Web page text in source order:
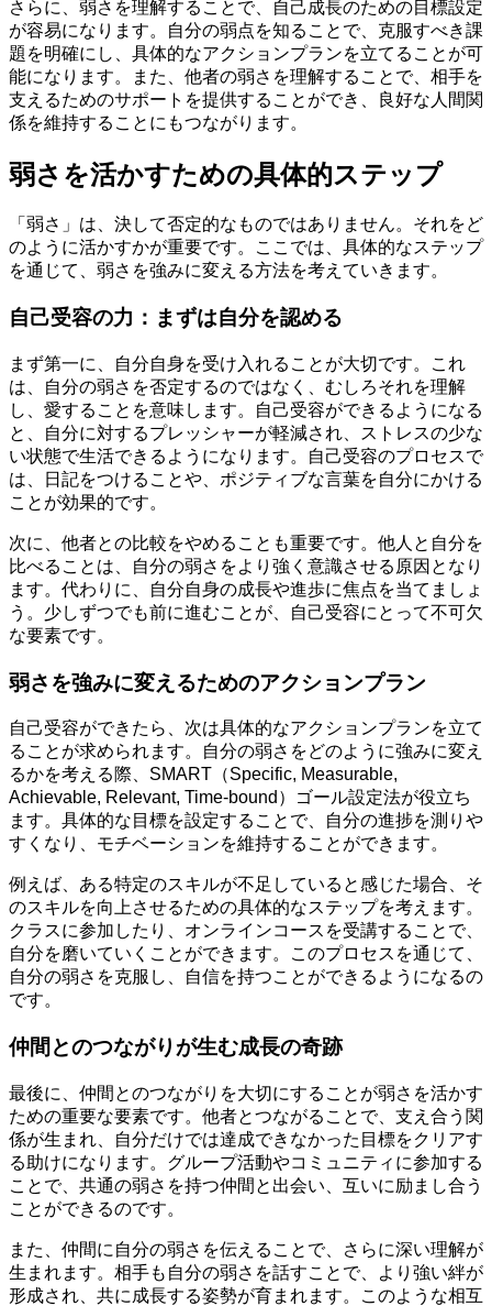
さらに、弱さを理解することで、自己成長のための目標設定
が容易になります。自分の弱点を知ることで、克服すべき課
題を明確にし、具体的なアクションプランを立てることが可
能になります。また、他者の弱さを理解することで、相手を
支えるためのサポートを提供することができ、良好な人間関
係を維持することにもつながります。
弱さを活かすための具体的ステップ
「弱さ」は、決して否定的なものではありません。それをど
のように活かすかが重要です。ここでは、具体的なステップ
を通じて、弱さを強みに変える方法を考えていきます。
自己受容の力：まずは自分を認める
まず第一に、自分自身を受け入れることが大切です。これ
は、自分の弱さを否定するのではなく、むしろそれを理解
し、愛することを意味します。自己受容ができるようになる
と、自分に対するプレッシャーが軽減され、ストレスの少な
い状態で生活できるようになります。自己受容のプロセスで
は、日記をつけることや、ポジティブな言葉を自分にかける
ことが効果的です。
次に、他者との比較をやめることも重要です。他人と自分を
比べることは、自分の弱さをより強く意識させる原因となり
ます。代わりに、自分自身の成長や進歩に焦点を当てましょ
う。少しずつでも前に進むことが、自己受容にとって不可欠
な要素です。
弱さを強みに変えるためのアクションプラン
自己受容ができたら、次は具体的なアクションプランを立て
ることが求められます。自分の弱さをどのように強みに変え
るかを考える際、SMART（Specific, Measurable,
Achievable, Relevant, Time-bound）ゴール設定法が役立ち
ます。具体的な目標を設定することで、自分の進捗を測りや
すくなり、モチベーションを維持することができます。
例えば、ある特定のスキルが不足していると感じた場合、そ
のスキルを向上させるための具体的なステップを考えます。
クラスに参加したり、オンラインコースを受講することで、
自分を磨いていくことができます。このプロセスを通じて、
自分の弱さを克服し、自信を持つことができるようになるの
です。
仲間とのつながりが生む成長の奇跡
最後に、仲間とのつながりを大切にすることが弱さを活かす
ための重要な要素です。他者とつながることで、支え合う関
係が生まれ、自分だけでは達成できなかった目標をクリアす
る助けになります。グループ活動やコミュニティに参加する
ことで、共通の弱さを持つ仲間と出会い、互いに励まし合う
ことができるのです。
また、仲間に自分の弱さを伝えることで、さらに深い理解が
生まれます。相手も自分の弱さを話すことで、より強い絆が
形成され、共に成長する姿勢が育まれます。このような相互